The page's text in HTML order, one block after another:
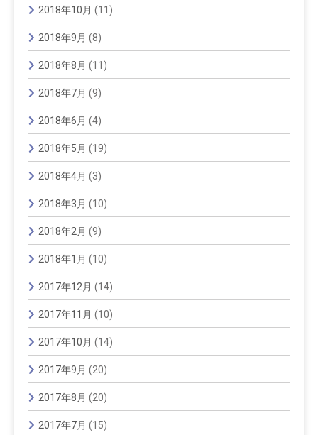
2018年10月 (11)
2018年9月 (8)
2018年8月 (11)
2018年7月 (9)
2018年6月 (4)
2018年5月 (19)
2018年4月 (3)
2018年3月 (10)
2018年2月 (9)
2018年1月 (10)
2017年12月 (14)
2017年11月 (10)
2017年10月 (14)
2017年9月 (20)
2017年8月 (20)
2017年7月 (15)